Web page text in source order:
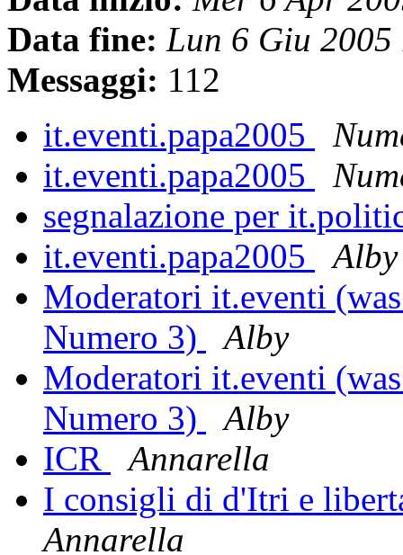
Data fine: Lun 6 Giu
Messaggi: 112
it.eventi.papa2005
it.eventi.papa2005
segnalazione per
it.eventi.papa2005
Alby
Moderatori it.eventi
Numero 3)
Alby
Moderatori it.eventi
Numero 3)
Alby
ICR
Annarella
I consigli di d'Itri e
Annarella